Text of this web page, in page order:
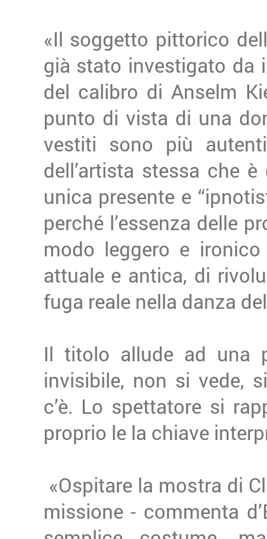
«Il soggetto pittorico
già stato investigato da
del calibro di Anselm
punto di vista di una
vestiti sono più
dell’artista stessa che
unica presente e
perché l’essenza delle
modo leggero e
attuale e antica, di
fuga reale nella danza
Il titolo allude ad una
invisibile, non si vede,
c’è. Lo spettatore si
proprio le la chiave
«Ospitare la mostra di
missione - commenta